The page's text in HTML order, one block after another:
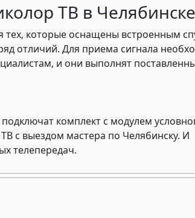
ТВ в Челябинске
тех, которые оснащены встроенным
отличий. Для приема сигнала
и они выполнят
комплект с модулем
с выездом мастера по Челябинску. И
телепередач.